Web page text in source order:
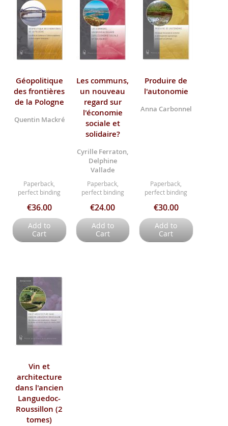
Géopolitique
des frontières
de la Pologne
Quentin Mackré
Paperback,
perfect binding
€36.00
Add to
Cart
Les communs,
un nouveau
regard sur
l'économie
sociale et
solidaire?
Cyrille Ferraton,
Delphine
Vallade
Paperback,
perfect binding
€24.00
Add to
Cart
Produire de
l'autonomie
Anna Carbonnel
Paperback,
perfect binding
€30.00
Add to
Cart
Vin et
architecture
dans l'ancien
Languedoc-
Roussillon (2
tomes)